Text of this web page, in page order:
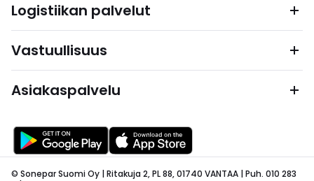
Logistiikan palvelut
Vastuullisuus
Asiakaspalvelu
© Sonepar Suomi Oy | Ritakuja 2, PL 88, 01740 VANTAA | Puh. 010 283